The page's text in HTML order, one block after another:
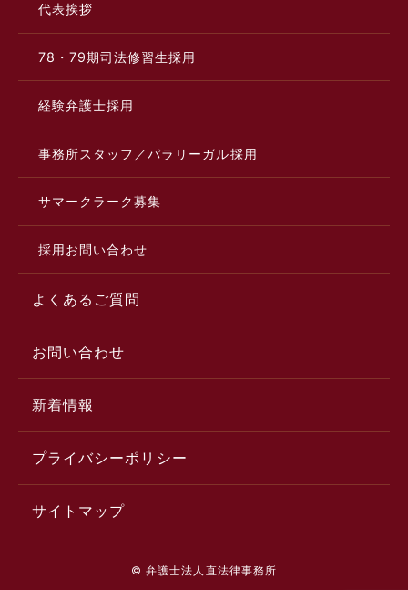
代表挨拶
78・79期司法修習生採用
経験弁護士採用
事務所スタッフ／パラリーガル採用
サマークラーク募集
採用お問い合わせ
よくあるご質問
お問い合わせ
新着情報
プライバシーポリシー
サイトマップ
© 弁護士法人直法律事務所